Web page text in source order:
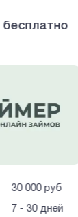
бесплатно
30 000 руб
7 - 30 дней